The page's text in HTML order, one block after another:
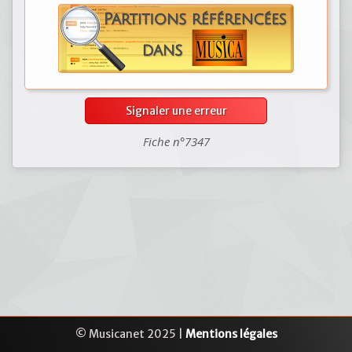
Signaler une erreur
Fiche n°7347
© Musicanet 2025 | Mentions légales